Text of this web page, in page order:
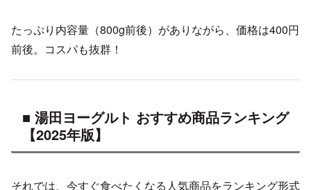
たっぷり内容量（800g前後）がありながら、価格は400円
前後。コスパも抜群！
■ 湯田ヨーグルト おすすめ商品ランキング
【2025年版】
それでは、今すぐ食べたくなる人気商品をランキング形式